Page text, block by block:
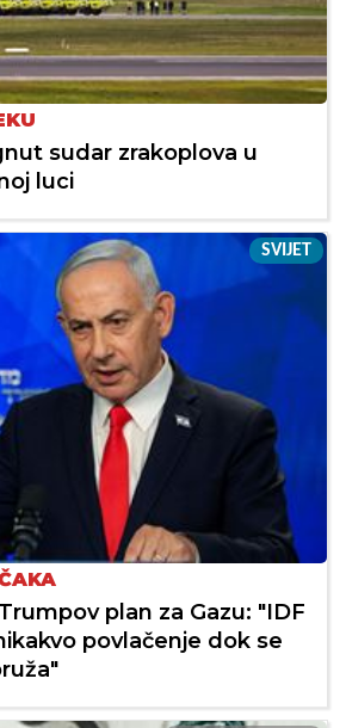
sudar zrakoplova u
luci
SVIJET
plan za Gazu: "IDF
povlačenje dok se